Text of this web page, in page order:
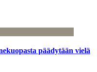
päädytään vielä